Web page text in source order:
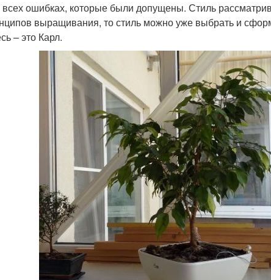
ошибках, которые были допущены. Стиль
выращивания, то стиль можно уже выбрать и
– это Карл.